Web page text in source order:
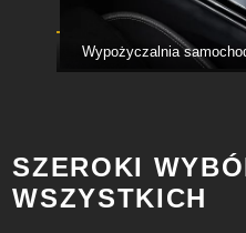
Wypożyczalnia
SZEROKI
WSZYSTKICH